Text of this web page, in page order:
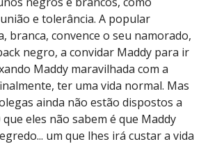
e tolerância. A popular
branca, convence o seu namorado,
negro, a convidar Maddy para ir
Maddy maravilhada com a
ter uma vida normal. Mas
ainda não estão dispostos a
que eles não sabem é que Maddy
um que lhes irá custar a vida